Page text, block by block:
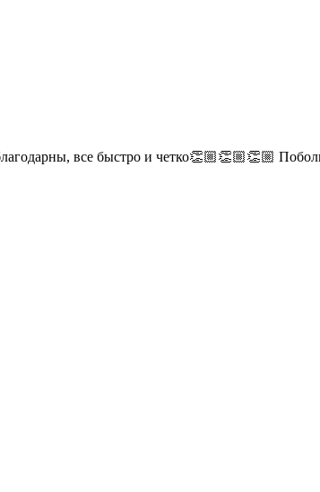
все быстро и четко👏🏼👏🏼👏🏼